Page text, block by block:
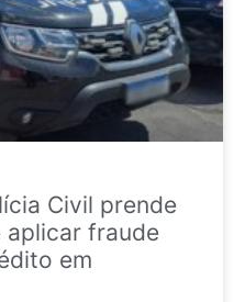
Civil prende
aplicar fraude
em